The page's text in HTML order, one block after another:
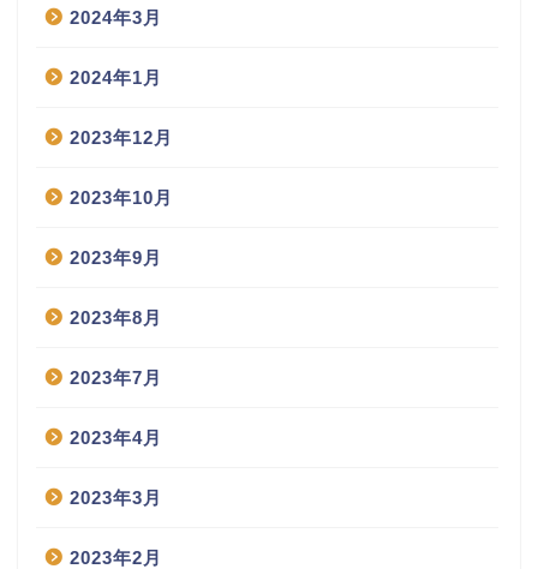
2024年3月
2024年1月
2023年12月
2023年10月
2023年9月
2023年8月
2023年7月
2023年4月
2023年3月
2023年2月